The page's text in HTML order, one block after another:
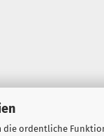
ordentliche